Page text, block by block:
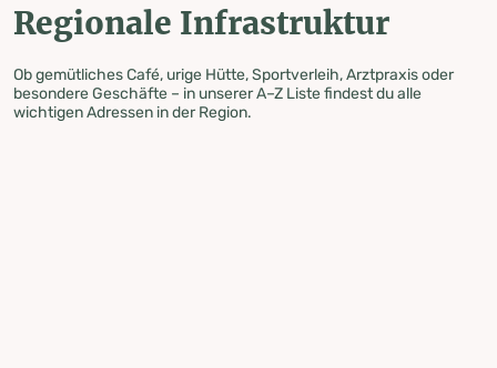
Regionale Infrastruktur
Ob gemütliches Café, urige Hütte, Sportverleih, Arztpraxis oder
besondere Geschäfte – in unserer A–Z Liste findest du alle
wichtigen Adressen in der Region.